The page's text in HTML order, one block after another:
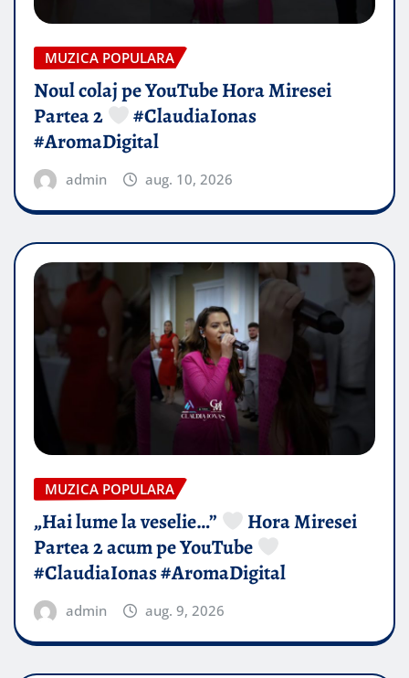
MUZICA POPULARA
Noul colaj pe YouTube Hora Miresei
Partea 2
#ClaudiaIonas
#AromaDigital
admin aug. 10, 2026
MUZICA POPULARA
„Hai lume la veselie…”
Hora Miresei
Partea 2 acum pe YouTube
#ClaudiaIonas #AromaDigital
admin aug. 9, 2026